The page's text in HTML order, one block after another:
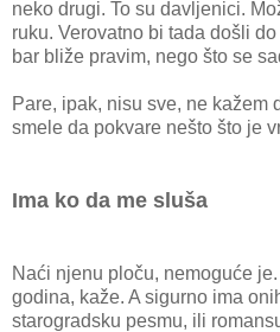
neko drugi. To su davljenici.
ruku. Verovatno bi tada došli
bar bliže pravim, nego što se
Pare, ipak, nisu sve, ne kažem
smele da pokvare nešto što je
Ima ko da me sluša
Naći njenu ploču, nemoguće
godina, kaže. A sigurno ima
starogradsku pesmu, ili